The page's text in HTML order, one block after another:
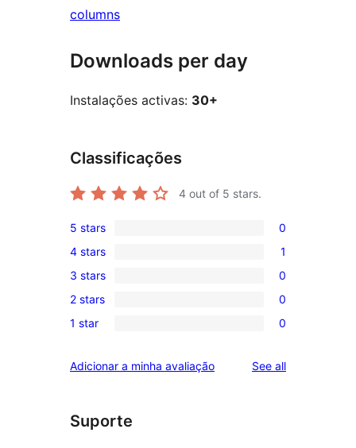
columns
Downloads per day
Instalações activas: 30+
Classificações
4 out of 5 stars.
0
5-
star
reviews
5 stars 0
1
4-
star
review
4 stars 1
0
3-
star
3 stars 0
0
2-
reviews
2 stars 0
0
star
1 star 0
Adicionar a minha avaliação See allreviews
Suporte